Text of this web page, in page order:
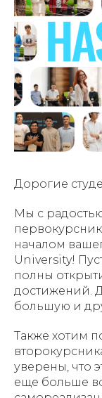
Дорогие
Мы с
началом
University!
полны
достижений.
большую и
Также хотим
уверены, что
еще больше